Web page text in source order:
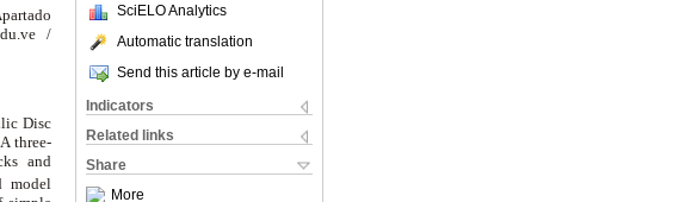
SciELO Analytics
Automatic translation
Send this article by e-mail
Indicators
Related links
Share
More
/
Disc
three-
and
model